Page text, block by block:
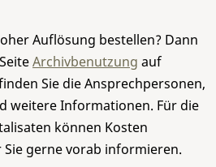
Auflösung bestellen? Dann
Archivbenutzung auf
Sie die Ansprechpersonen,
weitere Informationen. Für die
können Kosten
gerne vorab informieren.